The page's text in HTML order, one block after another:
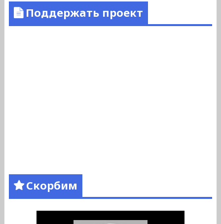
Поддержать проект
Скорбим